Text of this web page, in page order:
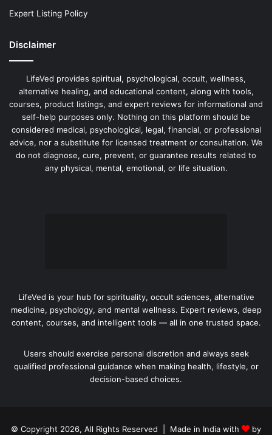
Expert Listing Policy
Disclaimer
LifeVed provides spiritual, psychological, occult, wellness,
alternative healing, and educational content, along with tools,
courses, product listings, and expert reviews for informational and
self-help purposes only. Nothing on this platform should be
considered medical, psychological, legal, financial, or professional
advice, nor a substitute for licensed treatment or consultation. We
do not diagnose, cure, prevent, or guarantee results related to
any physical, mental, emotional, or life situation.
LifeVed is your hub for spirituality, occult sciences, alternative
medicine, psychology, and mental wellness. Expert reviews, deep
content, courses, and intelligent tools — all in one trusted space.
Users should exercise personal discretion and always seek
qualified professional guidance when making health, lifestyle, or
decision-based choices.
© Copyright 2026, All Rights Reserved | Made in India with by